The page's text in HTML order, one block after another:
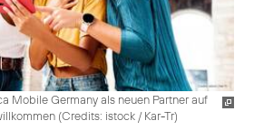
Mobile Germany als neuen Partner auf
(Credits: istock / Kar-Tr)